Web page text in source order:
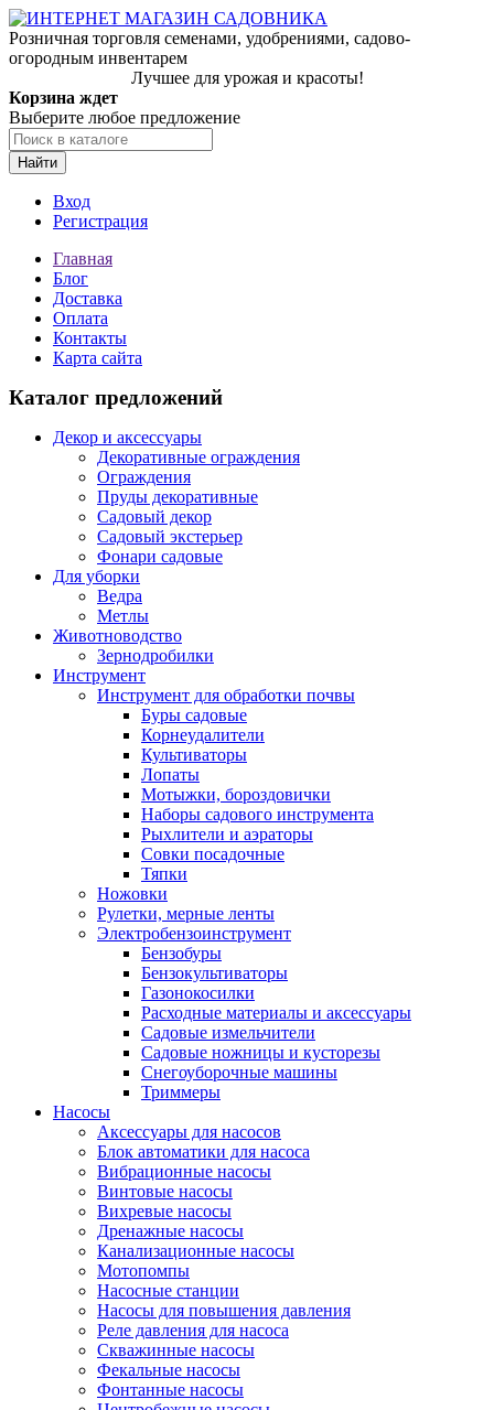
Розничная торговля семенами, удобрениями, садово-
огородным инвентарем
Лучшее для урожая и красоты!
Корзина ждет
Выберите любое предложение
Найти
Вход
Регистрация
Главная
Блог
Доставка
Оплата
Контакты
Карта сайта
Каталог предложений
Декор и аксессуары
Декоративные ограждения
Ограждения
Пруды декоративные
Садовый декор
Садовый экстерьер
Фонари садовые
Для уборки
Ведра
Метлы
Животноводство
Зернодробилки
Инструмент
Инструмент для обработки почвы
Буры садовые
Корнеудалители
Культиваторы
Лопаты
Мотыжки, бороздовички
Наборы садового инструмента
Рыхлители и аэраторы
Совки посадочные
Тяпки
Ножовки
Рулетки, мерные ленты
Электробензоинструмент
Бензобуры
Бензокультиваторы
Газонокосилки
Расходные материалы и аксессуары
Садовые измельчители
Садовые ножницы и кусторезы
Снегоуборочные машины
Триммеры
Насосы
Аксессуары для насосов
Блок автоматики для насоса
Вибрационные насосы
Винтовые насосы
Вихревые насосы
Дренажные насосы
Канализационные насосы
Мотопомпы
Насосные станции
Насосы для повышения давления
Реле давления для насоса
Скважинные насосы
Фекальные насосы
Фонтанные насосы